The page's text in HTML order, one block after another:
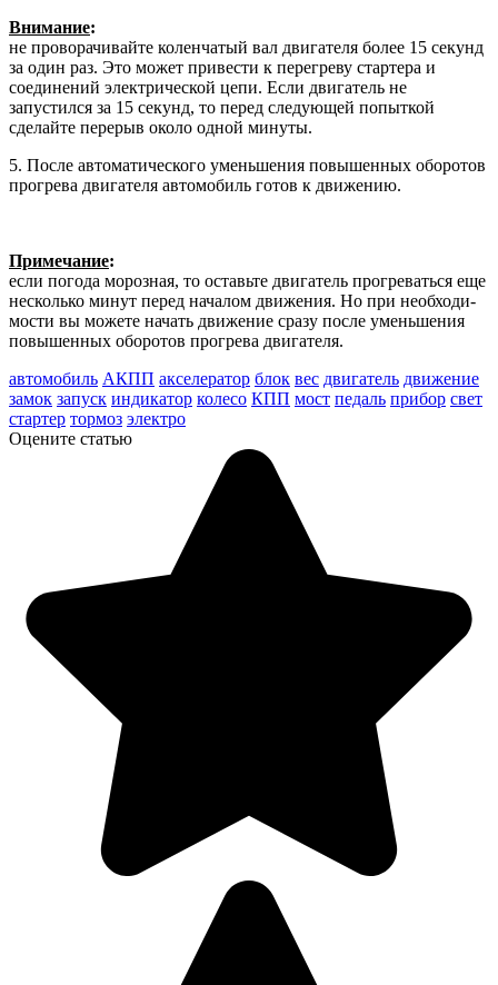
Внимание:
не проворачивайте колен­чатый вал двигателя более 15 секунд
за один раз. Это может привести к перегреву стартера и
соединений электрической цепи. Если двигатель не
запустился за 15 секунд, то перед следующей попыткой
сделайте пере­рыв около одной минуты.
5. После автоматического уменьшения повышенных оборотов
прогрева дви­гателя автомобиль готов к движению.
Примечание:
если погода морозная, то оставьте двигатель прогре­ваться еще
несколько минут перед началом движения. Но при необходи­
мости вы можете начать движение сразу после уменьшения
повышенных оборотов прогрева двигателя.
автомобиль АКПП акселератор блок вес двигатель движение
замок запуск индикатор колесо КПП мост педаль прибор свет
стартер тормоз электро
Оцените статью